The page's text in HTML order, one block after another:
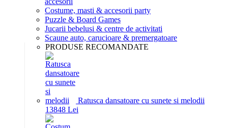
Costume, masti & accesorii party
Puzzle & Board Games
Jucarii bebelusi & centre de activitati
Scaune auto, carucioare & premergatoare
PRODUSE RECOMANDATE
Ratusca dansatoare cu sunete si melodii
13848 Lei